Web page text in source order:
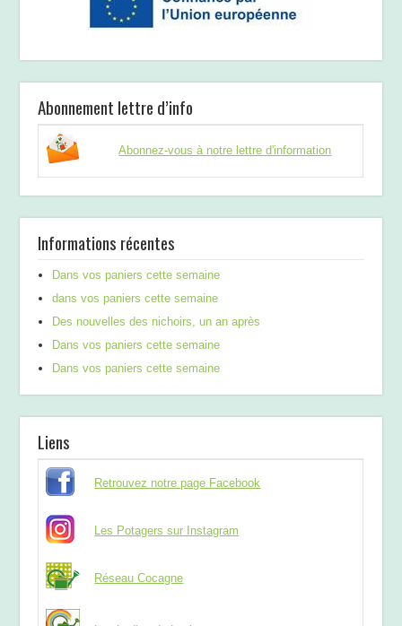
Abonnement lettre d’info
Abonnez-vous à notre lettre d'information
Informations récentes
Dans vos paniers cette semaine
dans vos paniers cette semaine
Des nouvelles des nichoirs, un an après
Dans vos paniers cette semaine
Dans vos paniers cette semaine
Liens
Retrouvez notre page Facebook
Les Potagers sur Instagram
Réseau Cocagne